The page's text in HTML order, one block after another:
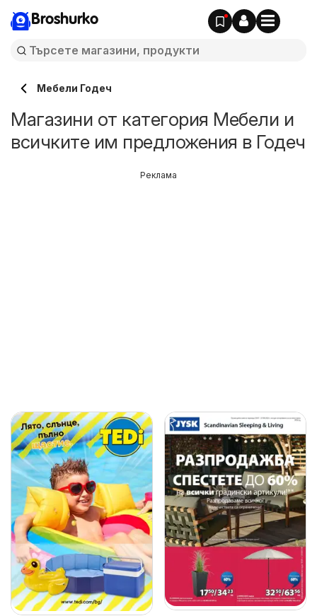
Broshurko
Мебели Годеч
Магазини от категория Мебели и
всичките им предложения в Годеч
Реклама